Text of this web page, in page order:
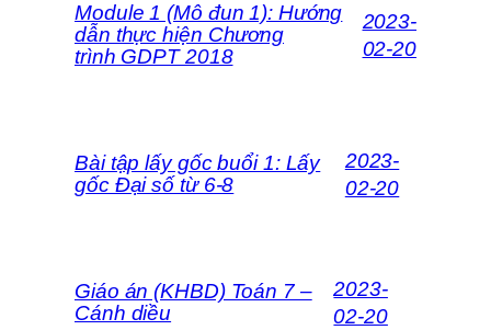
Module 1 (Mô đun 1): Hướng
dẫn thực hiện Chương
trình GDPT 2018
2023-
02-20
Bài tập lấy gốc buổi 1: Lấy
gốc Đại số từ 6-8
2023-
02-20
Giáo án (KHBD) Toán 7 –
Cánh diều
2023-
02-20